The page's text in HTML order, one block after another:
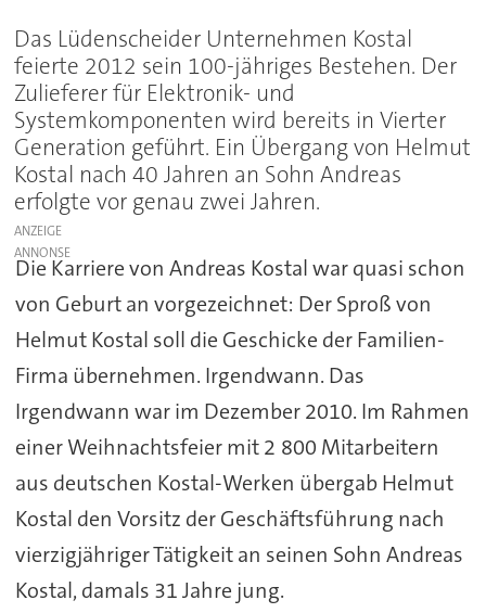
Das Lüdenscheider Unternehmen Kostal
feierte 2012 sein 100-jähriges Bestehen. Der
Zulieferer für Elektronik- und
Systemkomponenten wird bereits in Vierter
Generation geführt. Ein Übergang von Helmut
Kostal nach 40 Jahren an Sohn Andreas
erfolgte vor genau zwei Jahren.
ANZEIGE
Die Karriere von Andreas Kostal war quasi schon
von Geburt an vorgezeichnet: Der Sproß von
Helmut Kostal soll die Geschicke der Familien-
Firma übernehmen. Irgendwann. Das
Irgendwann war im Dezember 2010. Im Rahmen
einer Weihnachtsfeier mit 2 800 Mitarbeitern
aus deutschen Kostal-Werken übergab Helmut
Kostal den Vorsitz der Geschäftsführung nach
vierzigjähriger Tätigkeit an seinen Sohn Andreas
Kostal, damals 31 Jahre jung.